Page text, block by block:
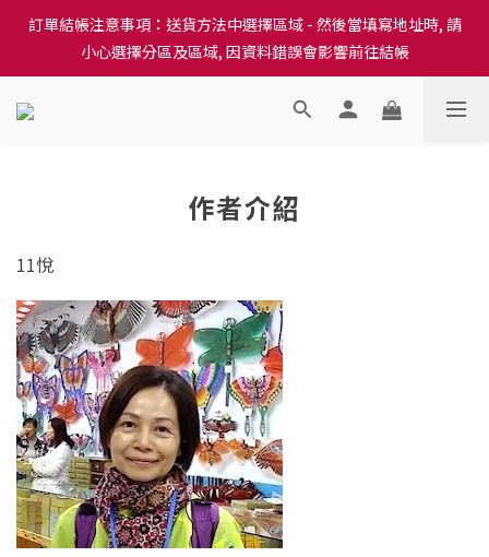
訂單結帳注意事項：送貨方法中選擇區域 - 然後當填寫地址時, 請
小心選擇分區及區域, 因資料錯誤會影響前往結帳
訂單結帳注意事項：送貨方法中選擇區域 - 然後當填寫地址時, 請
小心選擇分區及區域, 因資料錯誤會影響前往結帳
隆重推出本地培育田香雞、金棠雞、粵皇鷄及平原雞等，想食靚雞
小心選擇分區及區域, 因資料錯誤會影響前往結帳
作者介紹
11悅